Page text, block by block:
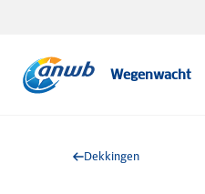
Wegenwacht
Dekkingen